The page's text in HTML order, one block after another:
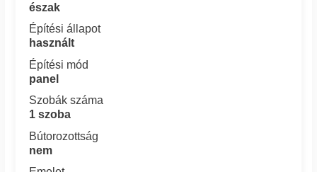
észak
Építési állapot
használt
Építési mód
panel
Szobák száma
1 szoba
Bútorozottság
nem